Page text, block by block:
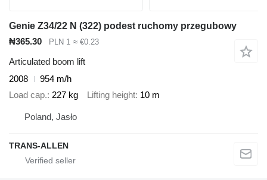
Genie Z34/22 N (322) podest ruchomy przegubowy
₦365.30
PLN 1 ≈ €0.23
Articulated boom lift
2008
954 m/h
Load cap. 227 kg Lifting height 10 m
Poland, Jasło
TRANS-ALLEN